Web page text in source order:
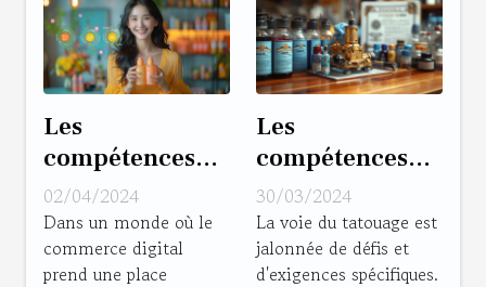
Les
compétences
clés pour
devenir un
animateur de
02/04/2024
Dans un monde où le
commerce digital
prend une place
Les
compétences
essentielles
pour devenir un
tatoueur
30/03/2024
La voie du tatouage est
jalonnée de défis et
d'exigences spécifiques.